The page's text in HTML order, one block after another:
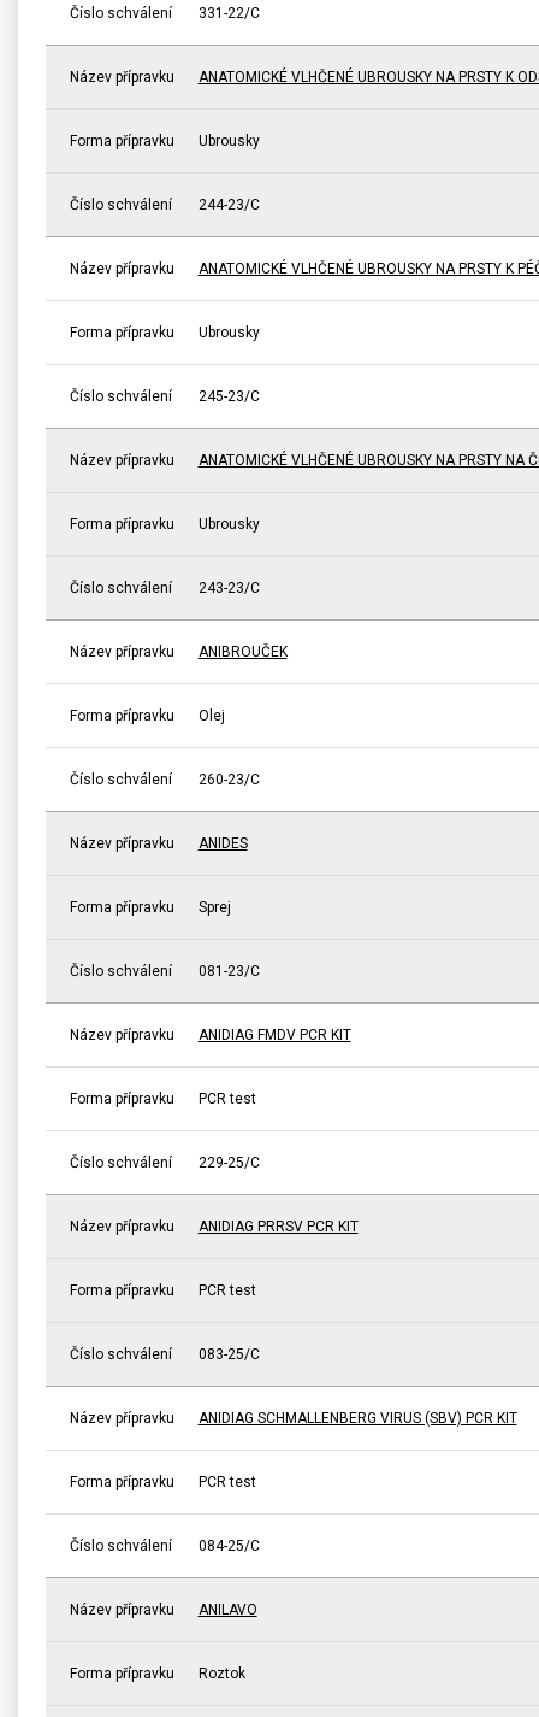
Číslo schválení 331-22/C
Název přípravku ANATOMICKÉ VLHČENÉ UBROUSKY NA PRSTY K
Forma přípravku Ubrousky
Číslo schválení 244-23/C
Název přípravku ANATOMICKÉ VLHČENÉ UBROUSKY NA PRSTY K
Forma přípravku Ubrousky
Číslo schválení 245-23/C
Název přípravku ANATOMICKÉ VLHČENÉ UBROUSKY NA PRSTY NA
Forma přípravku Ubrousky
Číslo schválení 243-23/C
Název přípravku ANIBROUČEK
Forma přípravku Olej
Číslo schválení 260-23/C
Název přípravku ANIDES
Forma přípravku Sprej
Číslo schválení 081-23/C
Název přípravku ANIDIAG FMDV PCR KIT
Forma přípravku PCR test
Číslo schválení 229-25/C
Název přípravku ANIDIAG PRRSV PCR KIT
Forma přípravku PCR test
Číslo schválení 083-25/C
Název přípravku ANIDIAG SCHMALLENBERG VIRUS (SBV) PCR KIT
Forma přípravku PCR test
Číslo schválení 084-25/C
Název přípravku ANILAVO
Forma přípravku Roztok